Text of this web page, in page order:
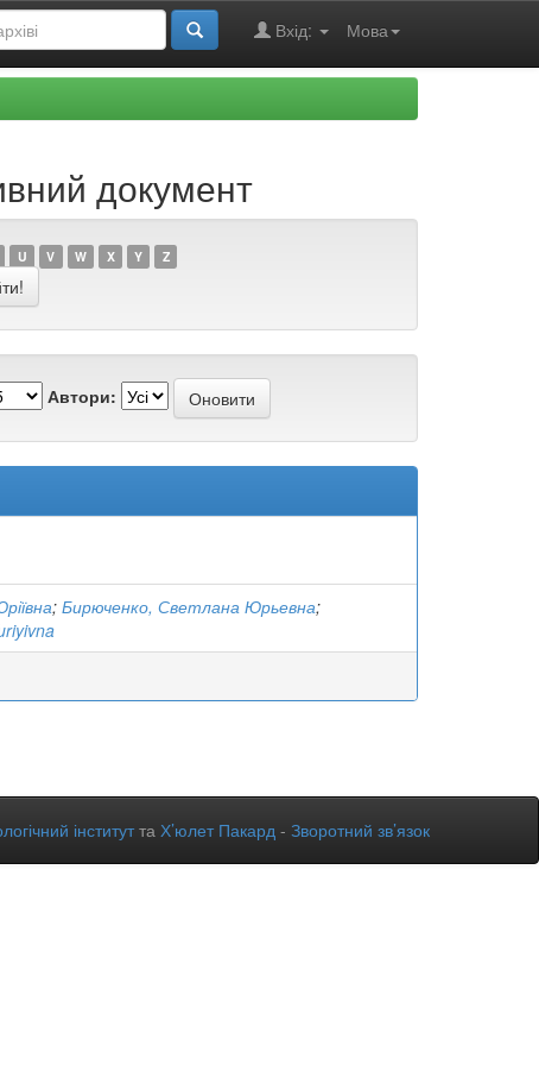
Мова
Вхід:
документ
U V W X Y Z
Автори:
; Бирюченко, Светлана Юрьевна;
інститутта Х’юлет Пакард - Зворотний зв’язок